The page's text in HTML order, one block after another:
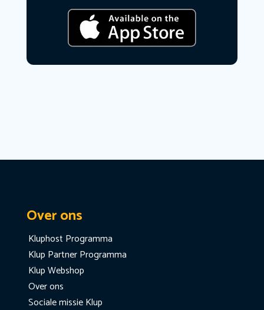
Over ons
Kluphost Programma
Klup Partner Programma
Klup Webshop
Over ons
Sociale missie Klup